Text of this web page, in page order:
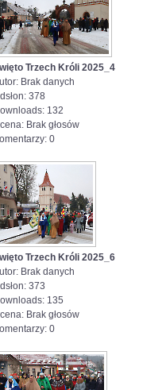
Trzech Króli 2025_4
Brak danych
378
132
Brak głosów
0
Trzech Króli 2025_6
Brak danych
373
135
Brak głosów
0